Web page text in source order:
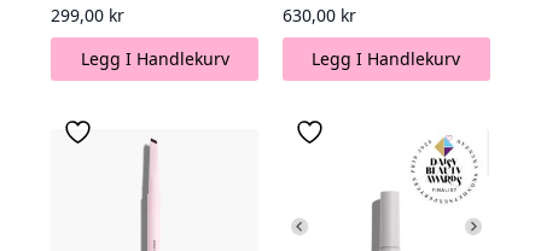
299,00 kr
Legg I Handlekurv
630,00 kr
Legg I Handlekurv